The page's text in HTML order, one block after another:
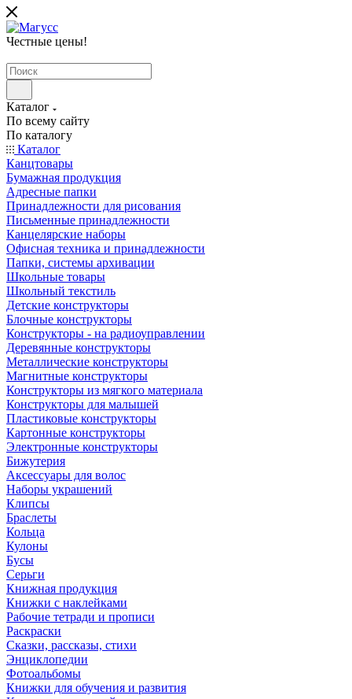
Честные цены!
Каталог
По всему сайту
По каталогу
Каталог
Канцтовары
Бумажная продукция
Адресные папки
Принадлежности для рисования
Письменные принадлежности
Канцелярские наборы
Офисная техника и принадлежности
Папки, системы архивации
Школьные товары
Школьный текстиль
Детские конструкторы
Блочные конструкторы
Конструкторы - на радиоуправлении
Деревянные конструкторы
Металлические конструкторы
Магнитные конструкторы
Конструкторы из мягкого материала
Конструкторы для малышей
Пластиковые конструкторы
Картонные конструкторы
Электронные конструкторы
Бижутерия
Аксессуары для волос
Наборы украшений
Клипсы
Браслеты
Кольца
Кулоны
Бусы
Серьги
Книжная продукция
Книжки с наклейками
Рабочие тетради и прописи
Раскраски
Сказки, рассказы, стихи
Энциклопедии
Фотоальбомы
Книжки для обучения и развития